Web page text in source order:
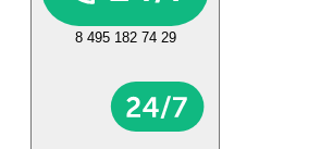
8 495 182 74 29